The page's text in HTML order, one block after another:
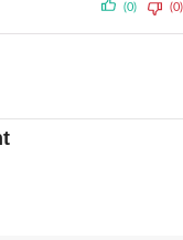
(0) (0)